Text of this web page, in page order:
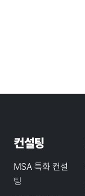
컨설팅
MSA 특화 컨설
팅